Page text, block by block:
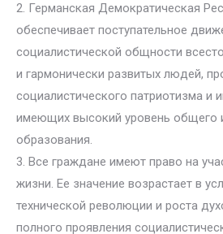
2. Германская Демократическая
обеспечивает поступательное
социалистической общности
и гармонически развитых людей,
социалистического патриотизма и
имеющих высокий уровень общего
образования.
3. Все граждане имеют право на
жизни. Ее значение возрастает в
технической революции и роста
полного проявления